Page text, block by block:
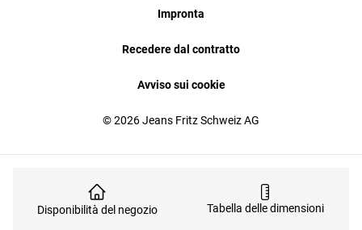
Disponibilità del negozio Tabella delle dimensioni
© 2026 Jeans Fritz Schweiz AG
Impronta
Recedere dal contratto
Avviso sui cookie